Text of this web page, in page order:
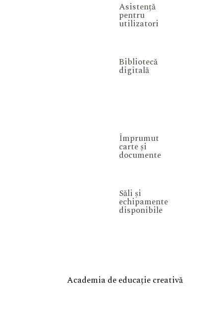
Asistență
pentru
utilizatori
Bibliotecă
digitală
Împrumut
carte și
documente
Săli și
echipamente
disponibile
Academia de educație creativă